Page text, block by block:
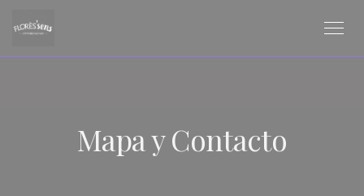
Mapa y Contacto